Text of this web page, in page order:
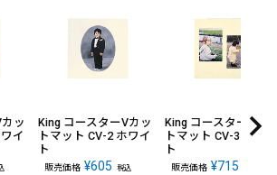
ッ
イ
King コースターVカッ
トマット CV-2 ホワイ
ト
販売価格 ¥605 税込
King コースターVカ
トマット CV-3 ホワイ
ト
販売価格 ¥715